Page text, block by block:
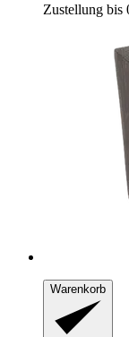
Zustellung bis
Warenkorb